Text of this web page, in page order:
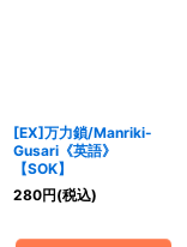
[EX]万力鎖/Manriki-
Gusari《英語》
【SOK】
280円(税込)